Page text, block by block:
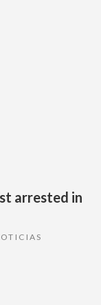
arrested in